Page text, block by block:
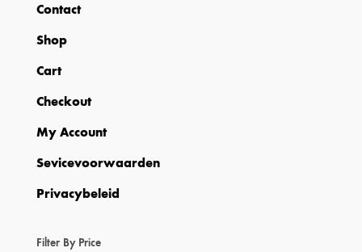
Contact
Shop
Cart
Checkout
My Account
Sevicevoorwaarden
Privacybeleid
Filter By Price